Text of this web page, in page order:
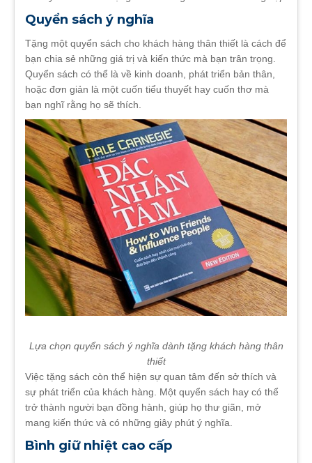
Quyển sách ý nghĩa
Tặng một quyển sách cho khách hàng thân thiết là cách để
bạn chia sẻ những giá trị và kiến thức mà bạn trân trọng.
Quyển sách có thể là về kinh doanh, phát triển bản thân,
hoặc đơn giản là một cuốn tiểu thuyết hay cuốn thơ mà
bạn nghĩ rằng họ sẽ thích.
Lựa chọn quyển sách ý nghĩa dành tặng khách hàng thân
thiết
Việc tặng sách còn thể hiện sự quan tâm đến sở thích và
sự phát triển của khách hàng. Một quyển sách hay có thể
trở thành người bạn đồng hành, giúp họ thư giãn, mở
mang kiến thức và có những giây phút ý nghĩa.
Bình giữ nhiệt cao cấp